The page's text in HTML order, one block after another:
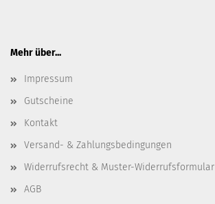
Mehr über...
Impressum
Gutscheine
Kontakt
Versand- & Zahlungsbedingungen
Widerrufsrecht & Muster-Widerrufsformular
AGB